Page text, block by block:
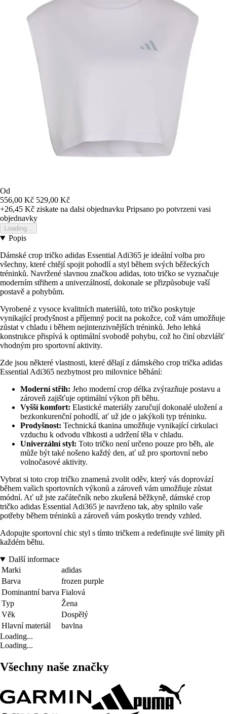
Od
556,00 Kč 529,00 Kč
+26,45 Kč ziskate na dalsi objednavku Pripsano po potvrzeni vasi
objednavky
Loading...
Popis
Dámské crop tričko adidas Essential Adi365 je ideální volba pro
všechny, které chtějí spojit pohodlí a styl během svých běžeckých
tréninků. Navržené slavnou značkou adidas, toto tričko se vyznačuje
moderním střihem a univerzálností, dokonale se přizpůsobuje vaší
postavě a pohybům.
Vyrobené z vysoce kvalitních materiálů, toto tričko poskytuje
vynikající prodyšnost a příjemný pocit na pokožce, což vám umožňuje
zůstat v chladu i během nejintenzivnějších tréninků. Jeho lehká
konstrukce přispívá k optimální svobodě pohybu, což ho činí obzvlášť
vhodným pro sportovní aktivity.
Zde jsou některé vlastnosti, které dělají z dámského crop trička adidas
Essential Adi365 nezbytnost pro milovnice běhání:
Moderní střih: Jeho moderní crop délka zvýrazňuje postavu a
zároveň zajišťuje optimální výkon při běhu.
Vyšší komfort: Elastické materiály zaručují dokonalé uložení a
bezkonkurenční pohodlí, ať už jde o jakýkoli typ tréninku.
Prodyšnost: Technická tkanina umožňuje vynikající cirkulaci
vzduchu k odvodu vlhkosti a udržení těla v chladu.
Univerzální styl: Toto tričko není určeno pouze pro běh, ale
může být také nošeno každý den, ať už pro sportovní nebo
volnočasové aktivity.
Vybrat si toto crop tričko znamená zvolit oděv, který vás doprovází
během vašich sportovních výkonů a zároveň vám umožňuje zůstat
módní. Ať už jste začátečník nebo zkušená běžkyně, dámské crop
tričko adidas Essential Adi365 je navrženo tak, aby splnilo vaše
potřeby během tréninků a zároveň vám poskytlo trendy vzhled.
Adopujte sportovní chic styl s tímto tričkem a redefinujte své limity při
každém běhu.
Další informace
Marki
adidas
Barva
frozen purple
Dominantní barva Fialová
Typ
Žena
Věk
Dospělý
Hlavní materiál
bavlna
Loading...
Loading...
Všechny naše značky